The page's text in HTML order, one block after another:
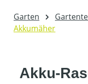
Garten
Akkumäher
Akku-